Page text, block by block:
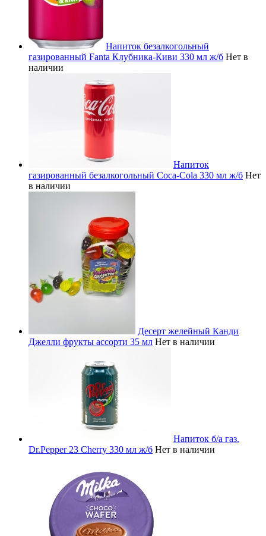
Напиток безалкогольный
газированный Fanta Клубника-Киви 330 мл ж/б Нет в
наличии
Напиток
газированный безалкогольный Coca-Cola 330 мл ж/б Нет
в наличии
Десерт желейный Канди
Джелли фрукты ассорти 35 мл Нет в наличии
Напиток б/а газ.
Dr.Pepper 23 Cherry 330 мл ж/б Нет в наличии